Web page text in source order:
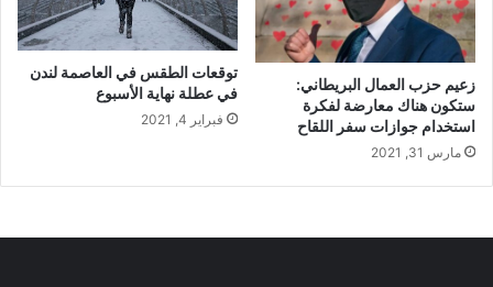
زعيم حزب العمال البريطاني:
ستكون هناك معارضة لفكرة
استخدام جوازات سفر اللقاح
مارس 31, 2021
توقعات الطقس في العاصمة لندن
في عطلة نهاية الأسبوع
فبراير 4, 2021